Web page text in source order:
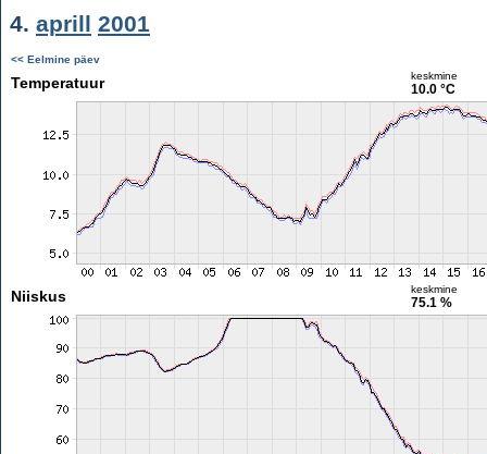
4. aprill 2001
<< Eelmine päev
Temperatuur keskmine
10.0 °C
Niiskus keskmine
75.1 %